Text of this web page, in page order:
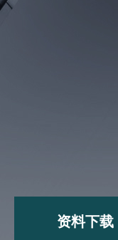
资料下载